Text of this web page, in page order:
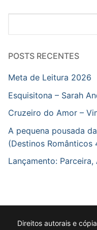
POSTS RECENTES
Meta de Leitura 2026
Esquisitona – Sarah
Cruzeiro do Amor –
A pequena pousada
(Destinos Românticos
Lançamento:
Direitos autorais e